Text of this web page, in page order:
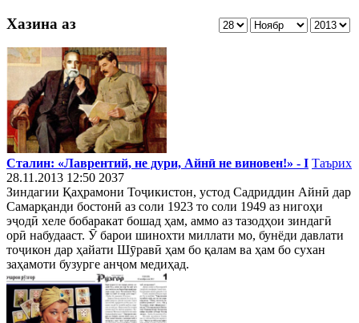
Хазина аз
Сталин: «Лаврентий, не дури, Айнӣ не виновен!» - I Таърих
28.11.2013 12:50 2037
Зиндагии Қаҳрамони Тоҷикистон, устод Садриддин Айнӣ дар
Самарқанди бостонӣ аз соли 1923 то соли 1949 аз нигоҳи
эҷодӣ хеле бобаракат бошад ҳам, аммо аз тазодҳои зиндагӣ
орӣ набудааст. Ӯ барои шинохти миллати мо, бунёди давлати
тоҷикон дар ҳайати Шӯравӣ ҳам бо қалам ва ҳам бо сухан
заҳамоти бузурге анҷом медиҳад.